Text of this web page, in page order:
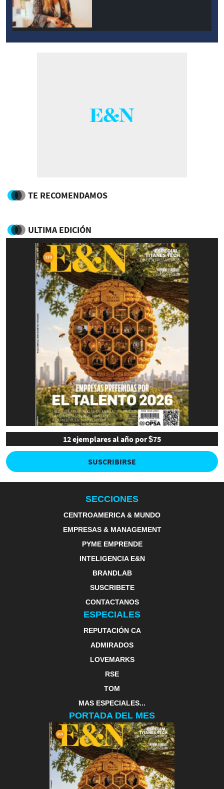
TE RECOMENDAMOS
ULTIMA EDICIÓN
12 ejemplares al año por $75
SUSCRIBIRSE
SECCIONES
CENTROAMERICA & MUNDO
EMPRESAS & MANAGEMENT
PYME EMPRENDE
INTELIGENCIA E&N
BRANDLAB
SUSCRIBETE
CONTACTANOS
ESPECIALES
REPUTACIÓN CA
ADMIRADOS
LOVEMARKS
RSE
TOM
MAS ESPECIALES...
PORTADA DEL MES